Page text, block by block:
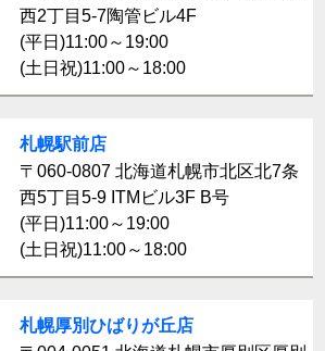
西2丁目5-7陶管ビル4F
(平日)11:00～19:00
(土日祝)11:00～18:00
札幌駅前店
〒060-0807 北海道札幌市北区北7条
西5丁目5-9 ITMビル3F B号
(平日)11:00～19:00
(土日祝)11:00～18:00
札幌厚別ひばりが丘店